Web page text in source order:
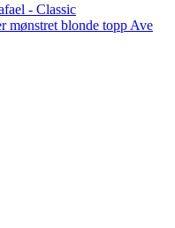
- Classic
mønstret blonde topp Ave